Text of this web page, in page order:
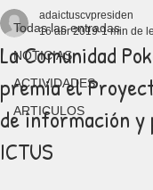
Todas las entradas
NOTICIAS
ACTIVIDADES
ARTICULOS
La Comunidad
premia el
de información y
ICTUS
adaictuscvpresiden
16 abr 2019 1 min de